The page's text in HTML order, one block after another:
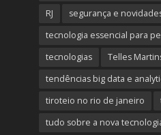
RJ
segurança e
tecnologia essencial para
tecnologias
Telles
tendências big data e
tiroteio no rio de janeiro
tudo sobre a nova